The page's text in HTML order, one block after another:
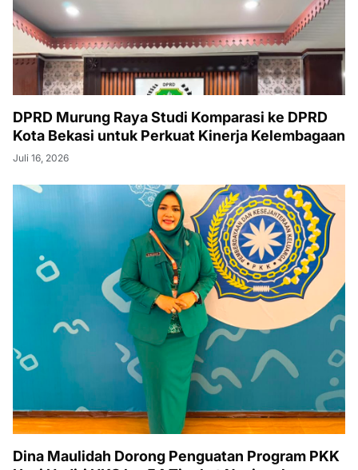
DPRD Murung Raya Studi Komparasi ke DPRD
Kota Bekasi untuk Perkuat Kinerja Kelembagaan
Juli 16, 2026
Dina Maulidah Dorong Penguatan Program PKK